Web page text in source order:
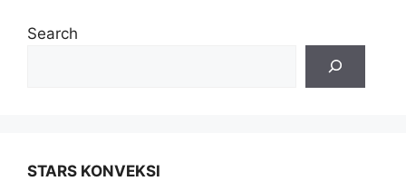
Search
STARS KONVEKSI